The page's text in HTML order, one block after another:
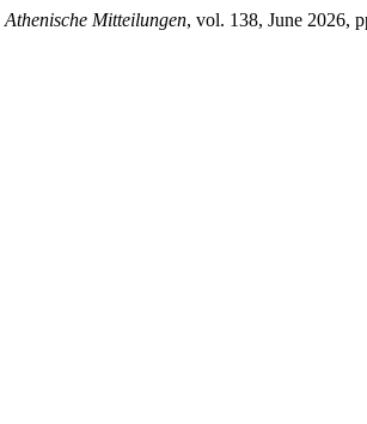
Athenische Mitteilungen, vol. 138, June 2026,